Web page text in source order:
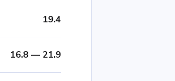
19.4
16.8 — 21.9